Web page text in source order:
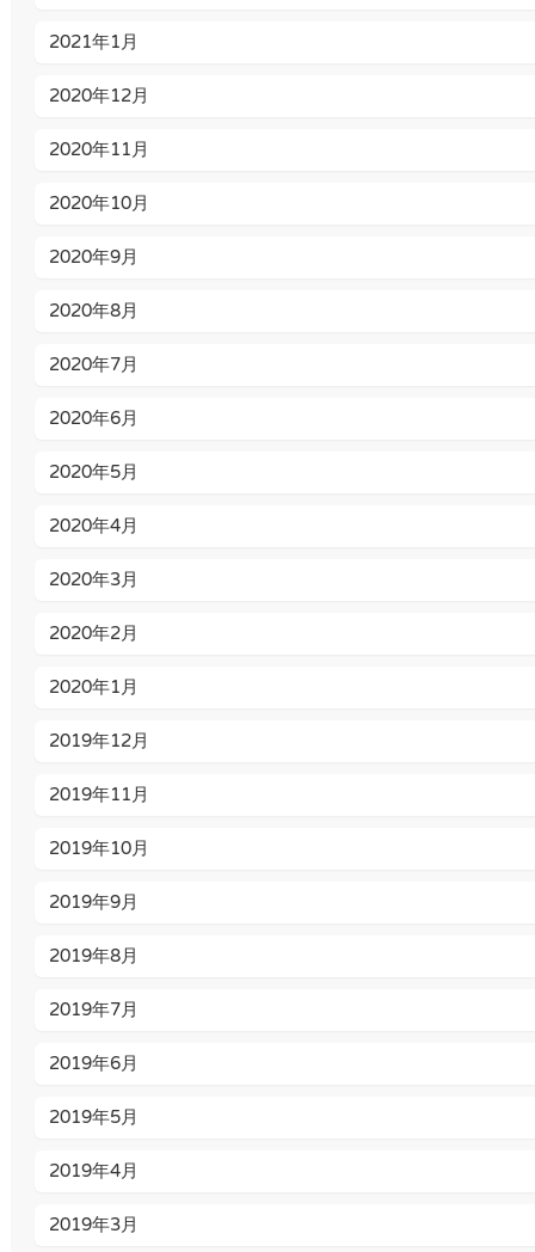
2021年1月
2020年12月
2020年11月
2020年10月
2020年9月
2020年8月
2020年7月
2020年6月
2020年5月
2020年4月
2020年3月
2020年2月
2020年1月
2019年12月
2019年11月
2019年10月
2019年9月
2019年8月
2019年7月
2019年6月
2019年5月
2019年4月
2019年3月